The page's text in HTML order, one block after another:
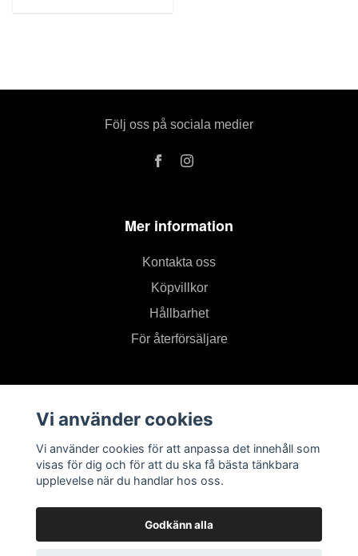
Följ oss på sociala medier
Mer information
Kontakta oss
Köpvillkor
Hållbarhet
För återförsäljare
Prenumerera
Vi använder cookies
Vi använder cookies för att anpassa det innehåll som
visas för dig och för att du ska få bästa tänkbara
upplevelse när du handlar hos oss.
Godkänn alla